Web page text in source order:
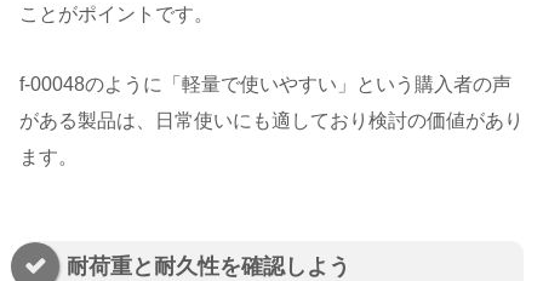
ことがポイントです。
f-00048のように「軽量で使いやすい」という購入者の声
がある製品は、日常使いにも適しており検討の価値があり
ます。
耐荷重と耐久性を確認しよう